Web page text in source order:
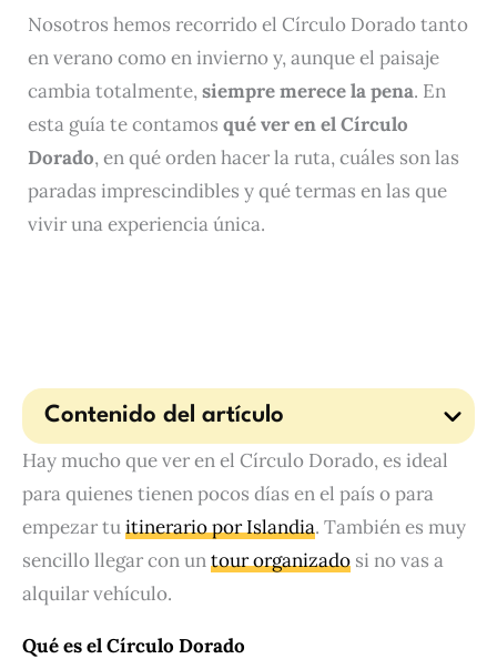
Nosotros hemos recorrido el Círculo Dorado tanto
en verano como en invierno y, aunque el paisaje
cambia totalmente,siempre merece la pena. En
esta guía te contamos qué ver en el Círculo
Dorado, en qué orden hacer la ruta, cuáles son las
paradas imprescindibles y qué termas en las que
vivir una experiencia única.
Contenido del artículo
Hay mucho que ver en el Círculo Dorado, es ideal
para quienes tienen pocos días en el país o para
empezar tuitinerario por Islandia. También es muy
sencillo llegar con untour organizado si no vas a
alquilar vehículo.
Qué es el Círculo Dorado